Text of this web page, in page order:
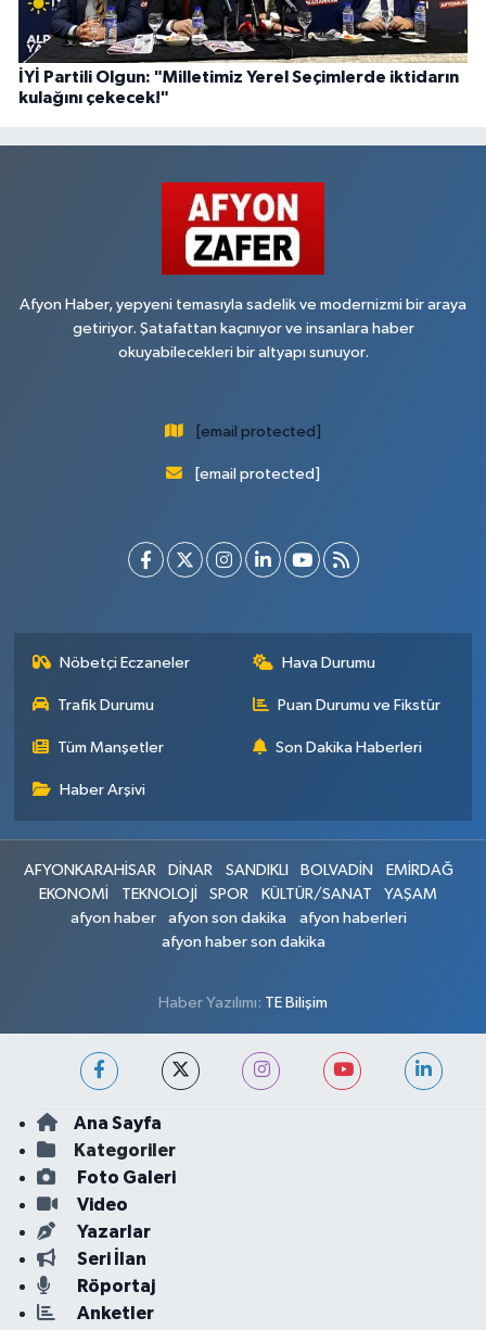
İYİ Partili Olgun: "Milletimiz Yerel Seçimlerde iktidarın
kulağını çekecek!"
Afyon Haber, yepyeni temasıyla sadelik ve modernizmi bir araya
getiriyor. Şatafattan kaçınıyor ve insanlara haber
okuyabilecekleri bir altyapı sunuyor.
[email protected]
[email protected]
Nöbetçi Eczaneler Hava Durumu
Trafik Durumu Puan Durumu ve Fikstür
Tüm Manşetler Son Dakika Haberleri
Haber Arşivi
AFYONKARAHİSAR DİNAR SANDIKLI BOLVADİN
EMİRDAĞ
EKONOMİ
TEKNOLOJİ SPOR KÜLTÜR/SANAT
YAŞAM
afyon haber
afyon son dakika
afyon haberleri
afyon haber son dakika
Haber Yazılımı: TE Bilişim
Ana Sayfa
Kategoriler
Foto Galeri
Video
Yazarlar
Seri İlan
Röportaj
Anketler